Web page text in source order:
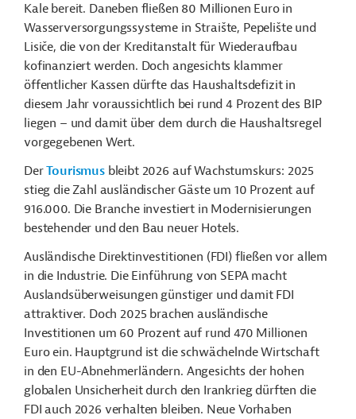
Kale bereit. Daneben fließen 80 Millionen Euro in
Wasserversorgungssysteme in Straište, Pepelišteund
Lisiče, die von der Kreditanstalt für Wiederaufbau
kofinanziert werden. Doch angesichts klammer
öffentlicher Kassen dürfte das Haushaltsdefizit in
diesem Jahr voraussichtlich bei rund 4 Prozent des BIP
liegen – und damit über dem durch die Haushaltsregel
vorgegebenen Wert.
DerTourismusbleibt 2026 auf Wachstumskurs: 2025
stieg die Zahl ausländischer Gäste um 10 Prozent auf
916.000. Die Branche investiert in Modernisierungen
bestehender und den Bau neuer Hotels.
Ausländische Direktinvestitionen (FDI) fließen vor allem
in die Industrie. Die Einführung von SEPA macht
Auslandsüberweisungen günstiger und damit FDI
attraktiver. Doch 2025 brachen ausländische
Investitionen um 60 Prozent auf rund 470 Millionen
Euro ein. Hauptgrund ist die schwächelnde Wirtschaft
in den EU-Abnehmerländern. Angesichts der hohen
globalen Unsicherheit durch den Irankrieg dürften die
FDI auch 2026 verhalten bleiben. Neue Vorhaben